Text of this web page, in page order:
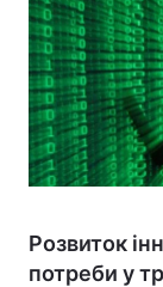
Розвиток
потреби у